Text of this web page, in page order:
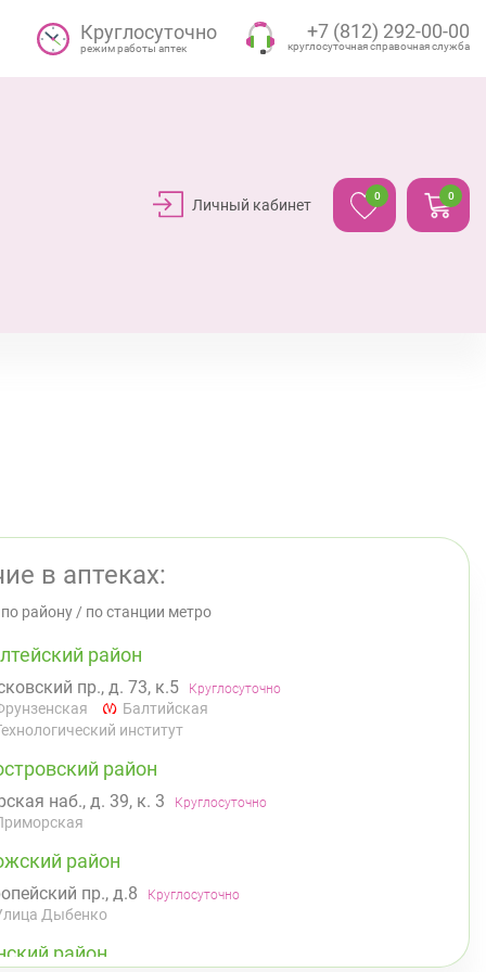
Круглосуточно
режим работы аптек
+7 (812) 292-00-00
круглосуточная справочная служба
Личный кабинет
0 0
в аптеках:
по району / по станции метро
район
пр., д. 73, к.5 Круглосуточно
Балтийская
институт
район
наб., д. 39, к. 3 Круглосуточно
район
пр., д.8 Круглосуточно
Дыбенко
район